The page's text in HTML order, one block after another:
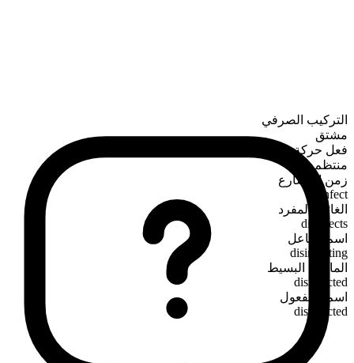
التركيب الصرفي
مشتق
فعل حركة
منتظم
زمن المضارع
disinfect
الغائب المفرد
disinfects
اسم الفاعل
disinfecting
الماضي البسيط
disinfected
اسم المفعول
disinfected